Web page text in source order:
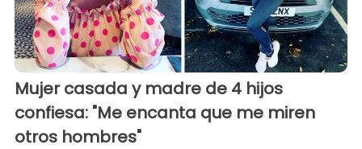
Mujer casada y madre de 4 hijos
confiesa: "Me encanta que me miren
otros hombres"